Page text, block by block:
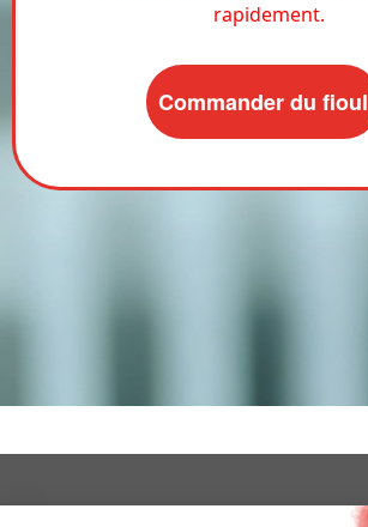
rapidement.
Commander du fioul